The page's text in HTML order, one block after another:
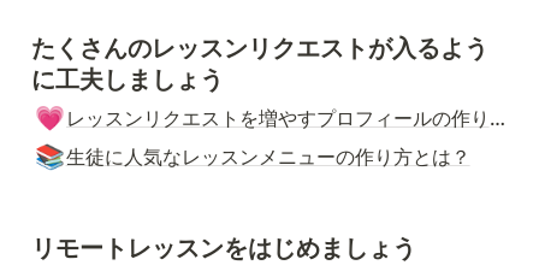
たくさんのレッスンリクエストが入るよう
に工夫しましょう
💗
レッスンリクエストを増やすプロフィールの作り方とは？
📚生徒に人気なレッスンメニューの作り方とは？
リモートレッスンをはじめましょう